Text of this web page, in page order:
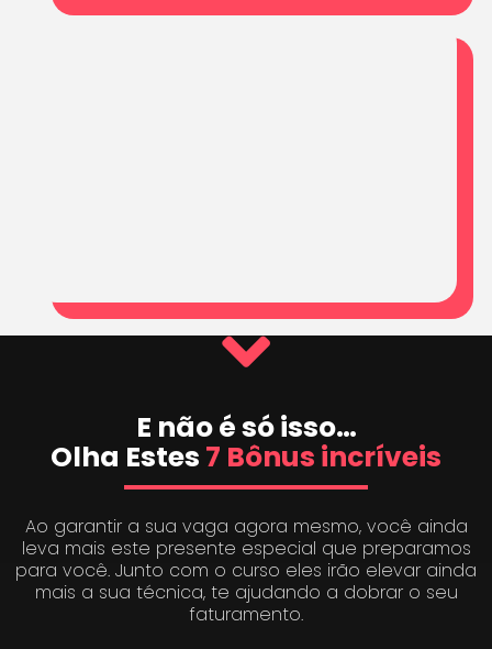
E não é só isso…
Olha Estes 7 Bônus incríveis
Ao garantir a sua vaga agora mesmo, você ainda
leva mais este presente especial que preparamos
para você. Junto com o curso eles irão elevar ainda
mais a sua técnica, te ajudando a dobrar o seu
faturamento.